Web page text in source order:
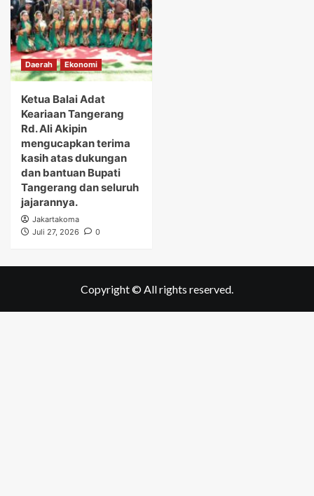
Daerah Ekonomi
Ketua Balai Adat
Keariaan Tangerang
Rd. Ali Akipin
mengucapkan terima
kasih atas dukungan
dan bantuan Bupati
Tangerang dan seluruh
jajarannya.
Jakartakoma
Juli 27, 2026
0
Copyright © All rights reserved.